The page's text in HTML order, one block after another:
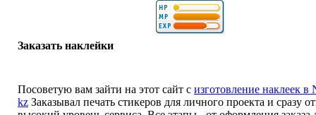
Заказать наклейки
Посоветую вам зайти на этот сайт с изготовление наклеек в
kz Заказывал печать стикеров для личного проекта и сразу